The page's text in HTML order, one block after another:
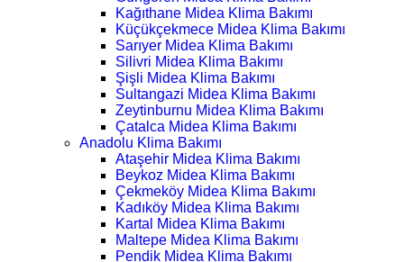
Kağıthane Midea Klima Bakımı
Küçükçekmece Midea Klima Bakımı
Sarıyer Midea Klima Bakımı
Silivri Midea Klima Bakımı
Şişli Midea Klima Bakımı
Sultangazi Midea Klima Bakımı
Zeytinburnu Midea Klima Bakımı
Çatalca Midea Klima Bakımı
Anadolu Klima Bakımı
Ataşehir Midea Klima Bakımı
Beykoz Midea Klima Bakımı
Çekmeköy Midea Klima Bakımı
Kadıköy Midea Klima Bakımı
Kartal Midea Klima Bakımı
Maltepe Midea Klima Bakımı
Pendik Midea Klima Bakımı